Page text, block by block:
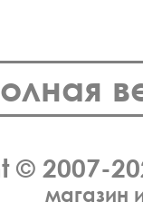
© 2007-
магазин